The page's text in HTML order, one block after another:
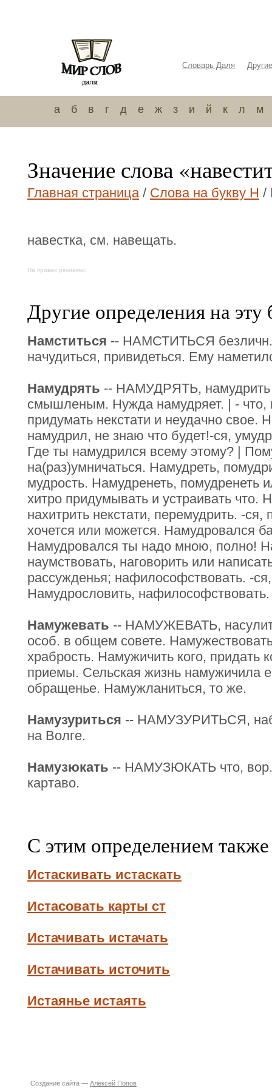
Словарь Даля
а б в г д е ж з и й к л м
Значение слова
Главная страница/ Слова на букву Н /
навестка, см. навещать.
На правах рекламы:
Другие определения на эту
Намститься -- НАМСТИТЬСЯ безличн.
начудиться, привидеться. Ему
Намудрять -- НАМУДРЯТЬ, намудрить
смышленым. Нужда намудряет. | - что,
придумать некстати и неудачно
намудрил, не знаю что будет!-ся,
Где ты намудрился всему этому? |
на(раз)умничаться. Намудреть,
мудрость. Намудренеть, помудренеть
хитро придумывать и устраивать что.
нахитрить некстати, перемудрить. -ся,
хочется или можется. Намудровался
Намудровался ты надо мною, полно!
наумствовать, наговорить или
рассужденья; нафилософствовать. -
Намудрословить, нафилософствовать.
Намужевать -- НАМУЖЕВАТЬ,
особ. в общем совете.
храбрость. Намужичить кого, придать
приемы. Сельская жизнь намужичила
обращенье. Намужланиться, то же.
Намузуриться -- НАМУЗУРИТЬСЯ,
на Волге.
Намузюкать -- НАМУЗЮКАТЬ что, вор.
картаво.
С этим определением
Истаскивать истаскать
Истасовать карты ст
Истачивать истачать
Истачивать источить
Истаянье истаять
Создание сайта — Алексей Попов